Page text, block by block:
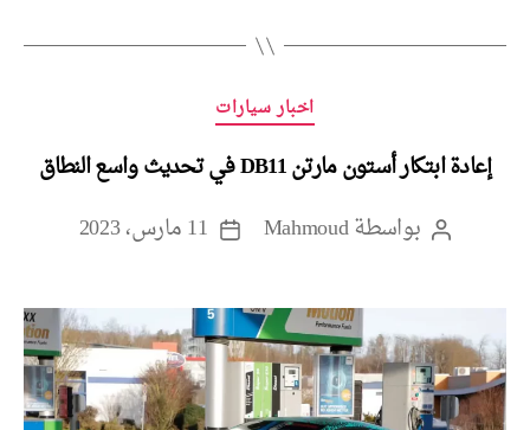
التصنيفات
اخبار سيارات
إعادة ابتكار أستون مارتن DB11 في تحديث واسع النطاق
كاتببواسطةMahmoud
تاريخ
11 مارس، 2023